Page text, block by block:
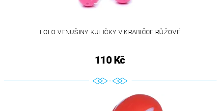
LOLO VENUŠINY KULIČKY V KRABIČCE RŮŽOVÉ
110 Kč